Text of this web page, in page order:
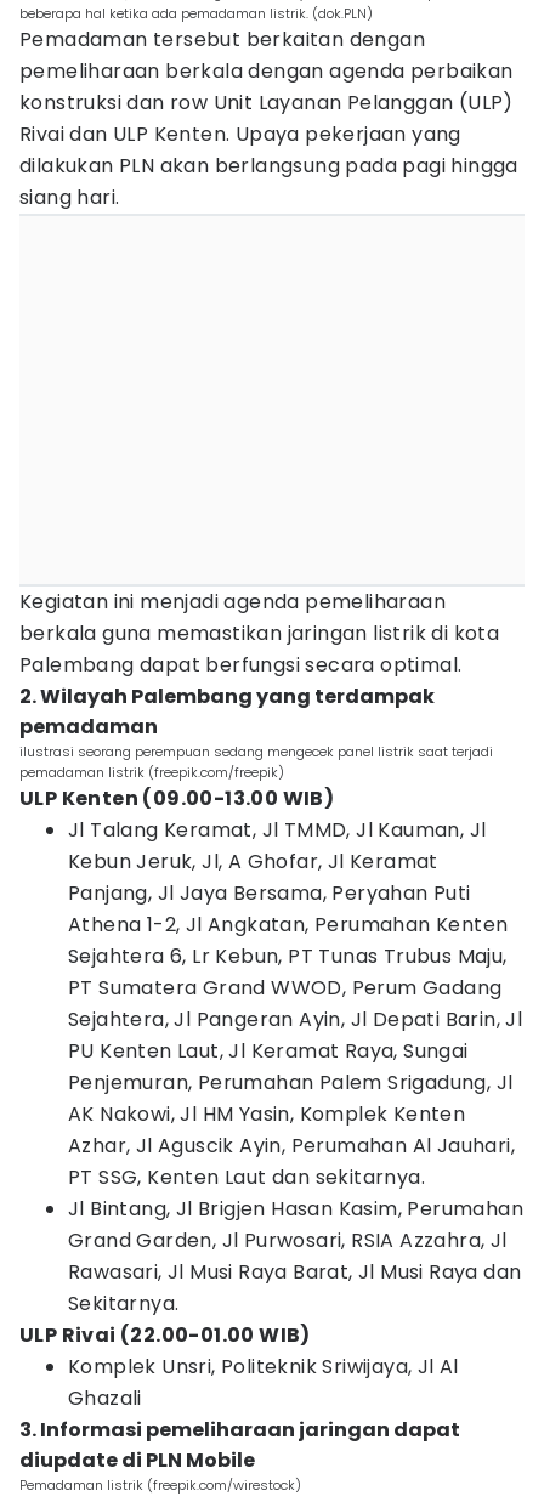
beberapa hal ketika ada pemadaman listrik. (dok.PLN)
Pemadaman tersebut berkaitan dengan
pemeliharaan berkala dengan agenda perbaikan
konstruksi dan row Unit Layanan Pelanggan (ULP)
Rivai dan ULP Kenten. Upaya pekerjaan yang
dilakukan PLN akan berlangsung pada pagi hingga
siang hari.
Kegiatan ini menjadi agenda pemeliharaan
berkala guna memastikan jaringan listrik di kota
Palembang dapat berfungsi secara optimal.
2. Wilayah Palembang yang terdampak
pemadaman
ilustrasi seorang perempuan sedang mengecek panel listrik saat terjadi
pemadaman listrik (freepik.com/freepik)
ULP Kenten (09.00-13.00 WIB)
Jl Talang Keramat, Jl TMMD, Jl Kauman, Jl
Kebun Jeruk, Jl, A Ghofar, Jl Keramat
Panjang, Jl Jaya Bersama, Peryahan Puti
Athena 1-2, Jl Angkatan, Perumahan Kenten
Sejahtera 6, Lr Kebun, PT Tunas Trubus Maju,
PT Sumatera Grand WWOD, Perum Gadang
Sejahtera, Jl Pangeran Ayin, Jl Depati Barin, Jl
PU Kenten Laut, Jl Keramat Raya, Sungai
Penjemuran, Perumahan Palem Srigadung, Jl
AK Nakowi, Jl HM Yasin, Komplek Kenten
Azhar, Jl Aguscik Ayin, Perumahan Al Jauhari,
PT SSG, Kenten Laut dan sekitarnya.
Jl Bintang, Jl Brigjen Hasan Kasim, Perumahan
Grand Garden, Jl Purwosari, RSIA Azzahra, Jl
Rawasari, Jl Musi Raya Barat, Jl Musi Raya dan
Sekitarnya.
ULP Rivai (22.00-01.00 WIB)
Komplek Unsri, Politeknik Sriwijaya, Jl Al
Ghazali
3. Informasi pemeliharaan jaringan dapat
diupdate di PLN Mobile
Pemadaman listrik (freepik.com/wirestock)